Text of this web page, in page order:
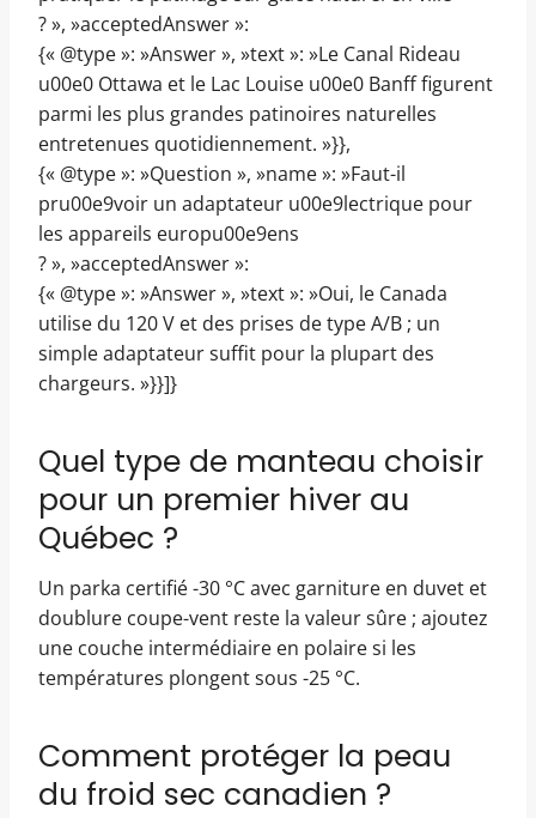
? », »acceptedAnswer »:
{« @type »: »Answer », »text »: »Le Canal Rideau
u00e0 Ottawa et le Lac Louise u00e0 Banff figurent
parmi les plus grandes patinoires naturelles
entretenues quotidiennement. »}},
{« @type »: »Question », »name »: »Faut-il
pru00e9voir un adaptateur u00e9lectrique pour
les appareils europu00e9ens
? », »acceptedAnswer »:
{« @type »: »Answer », »text »: »Oui, le Canada
utilise du 120 V et des prises de type A/B ; un
simple adaptateur suffit pour la plupart des
chargeurs. »}}]}
Quel type de manteau choisir
pour un premier hiver au
Québec ?
Un parka certifié -30 °C avec garniture en duvet et
doublure coupe-vent reste la valeur sûre ; ajoutez
une couche intermédiaire en polaire si les
températures plongent sous -25 °C.
Comment protéger la peau
du froid sec canadien ?